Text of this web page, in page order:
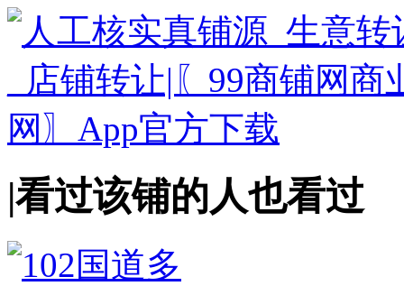
|看过该铺的人也看过